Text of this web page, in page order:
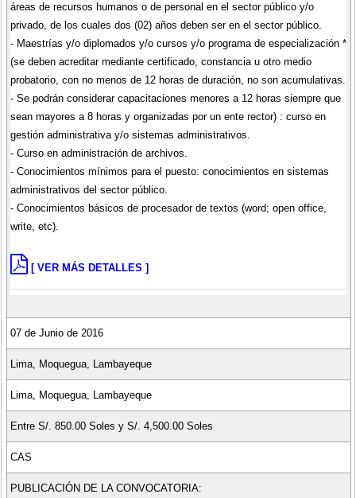
áreas de recursos humanos o de personal en el sector público y/o
privado, de los cuales dos (02) años deben ser en el sector público.
- Maestrías y/o diplomados y/o cursos y/o programa de especialización *
(se deben acreditar mediante certificado, constancia u otro medio
probatorio, con no menos de 12 horas de duración, no son acumulativas.
- Se podrán considerar capacitaciones menores a 12 horas siempre que
sean mayores a 8 horas y organizadas por un ente rector) : curso en
gestión administrativa y/o sistemas administrativos.
- Curso en administración de archivos.
- Conocimientos mínimos para el puesto: conocimientos en sistemas
administrativos del sector público.
- Conocimientos básicos de procesador de textos (word; open office,
write, etc).
[ VER MÁS DETALLES ]
07 de Junio de 2016
Lima, Moquegua, Lambayeque
Lima, Moquegua, Lambayeque
Entre S/. 850.00 Soles y S/. 4,500.00 Soles
CAS
PUBLICACIÓN DE LA CONVOCATORIA: